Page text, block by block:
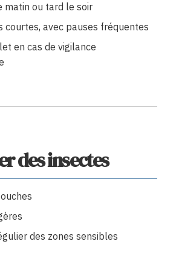
matin ou tard le soir
courtes, avec pauses fréquentes
en cas de vigilance
des insectes
des zones sensibles